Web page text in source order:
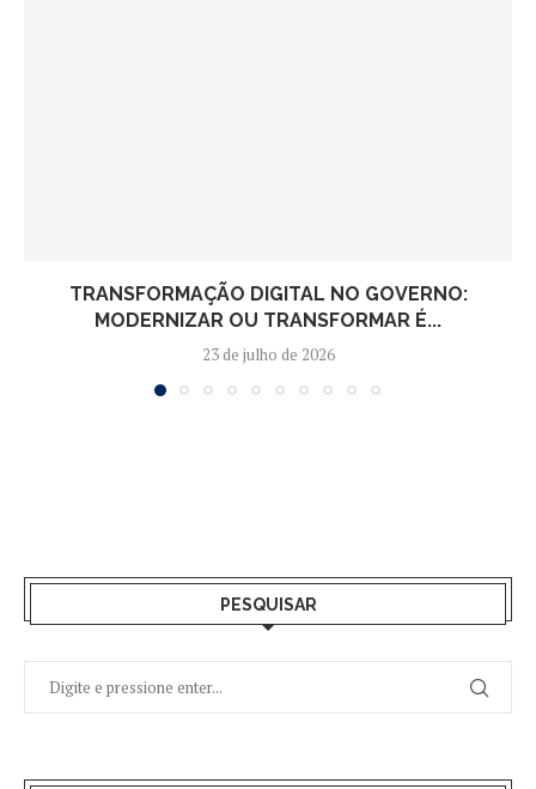
TRANSFORMAÇÃO DIGITAL NO GOVERNO:
MODERNIZAR OU TRANSFORMAR É...
23 de julho de 2026
PESQUISAR